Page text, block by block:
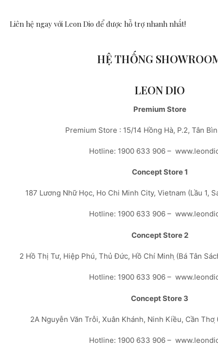
Liên hệ ngay với Leon Dio để được hỗ trợ nhanh nhất!
HỆ THỐNG
LEON DIO
Premium Store
Premium Store : 15/14 Hồng Hà, P.2, Tân
Hotline: 1900 633 906 –
Concept Store 1
187 Lương Nhữ Học, Ho Chi Minh City, Vietnam (Lầu 1,
Hotline: 1900 633 906 –
Concept Store 2
2 Hồ Thị Tư, Hiệp Phú, Thủ Đức, Hồ Chí Minh ̣(Bá Tân
Hotline: 1900 633 906 –
Concept Store 3
2A Nguyễn Văn Trỗi, Xuân Khánh, Ninh Kiều, Cần Thơ
Hotline: 1900 633 906 –